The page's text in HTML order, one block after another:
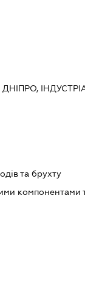
та брухту
компонентами